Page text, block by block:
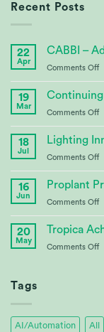
Recent Posts
22
Apr
CABBI –
Comments Offon
19
Mar
Comments Offon
18
Jul
Lighting
Comments Offon
16
Jun
Proplant
Comments Offon
20
May
Tropica
Comments Offon
Tags
AI/Automation All